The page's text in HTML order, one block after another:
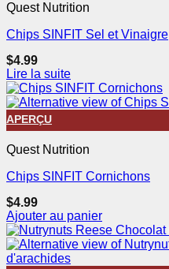
Quest Nutrition
Chips SINFIT Sel et Vinaigre
$4.99
Lire la suite
APERÇU
Quest Nutrition
Chips SINFIT Cornichons
$4.99
Ajouter au panier